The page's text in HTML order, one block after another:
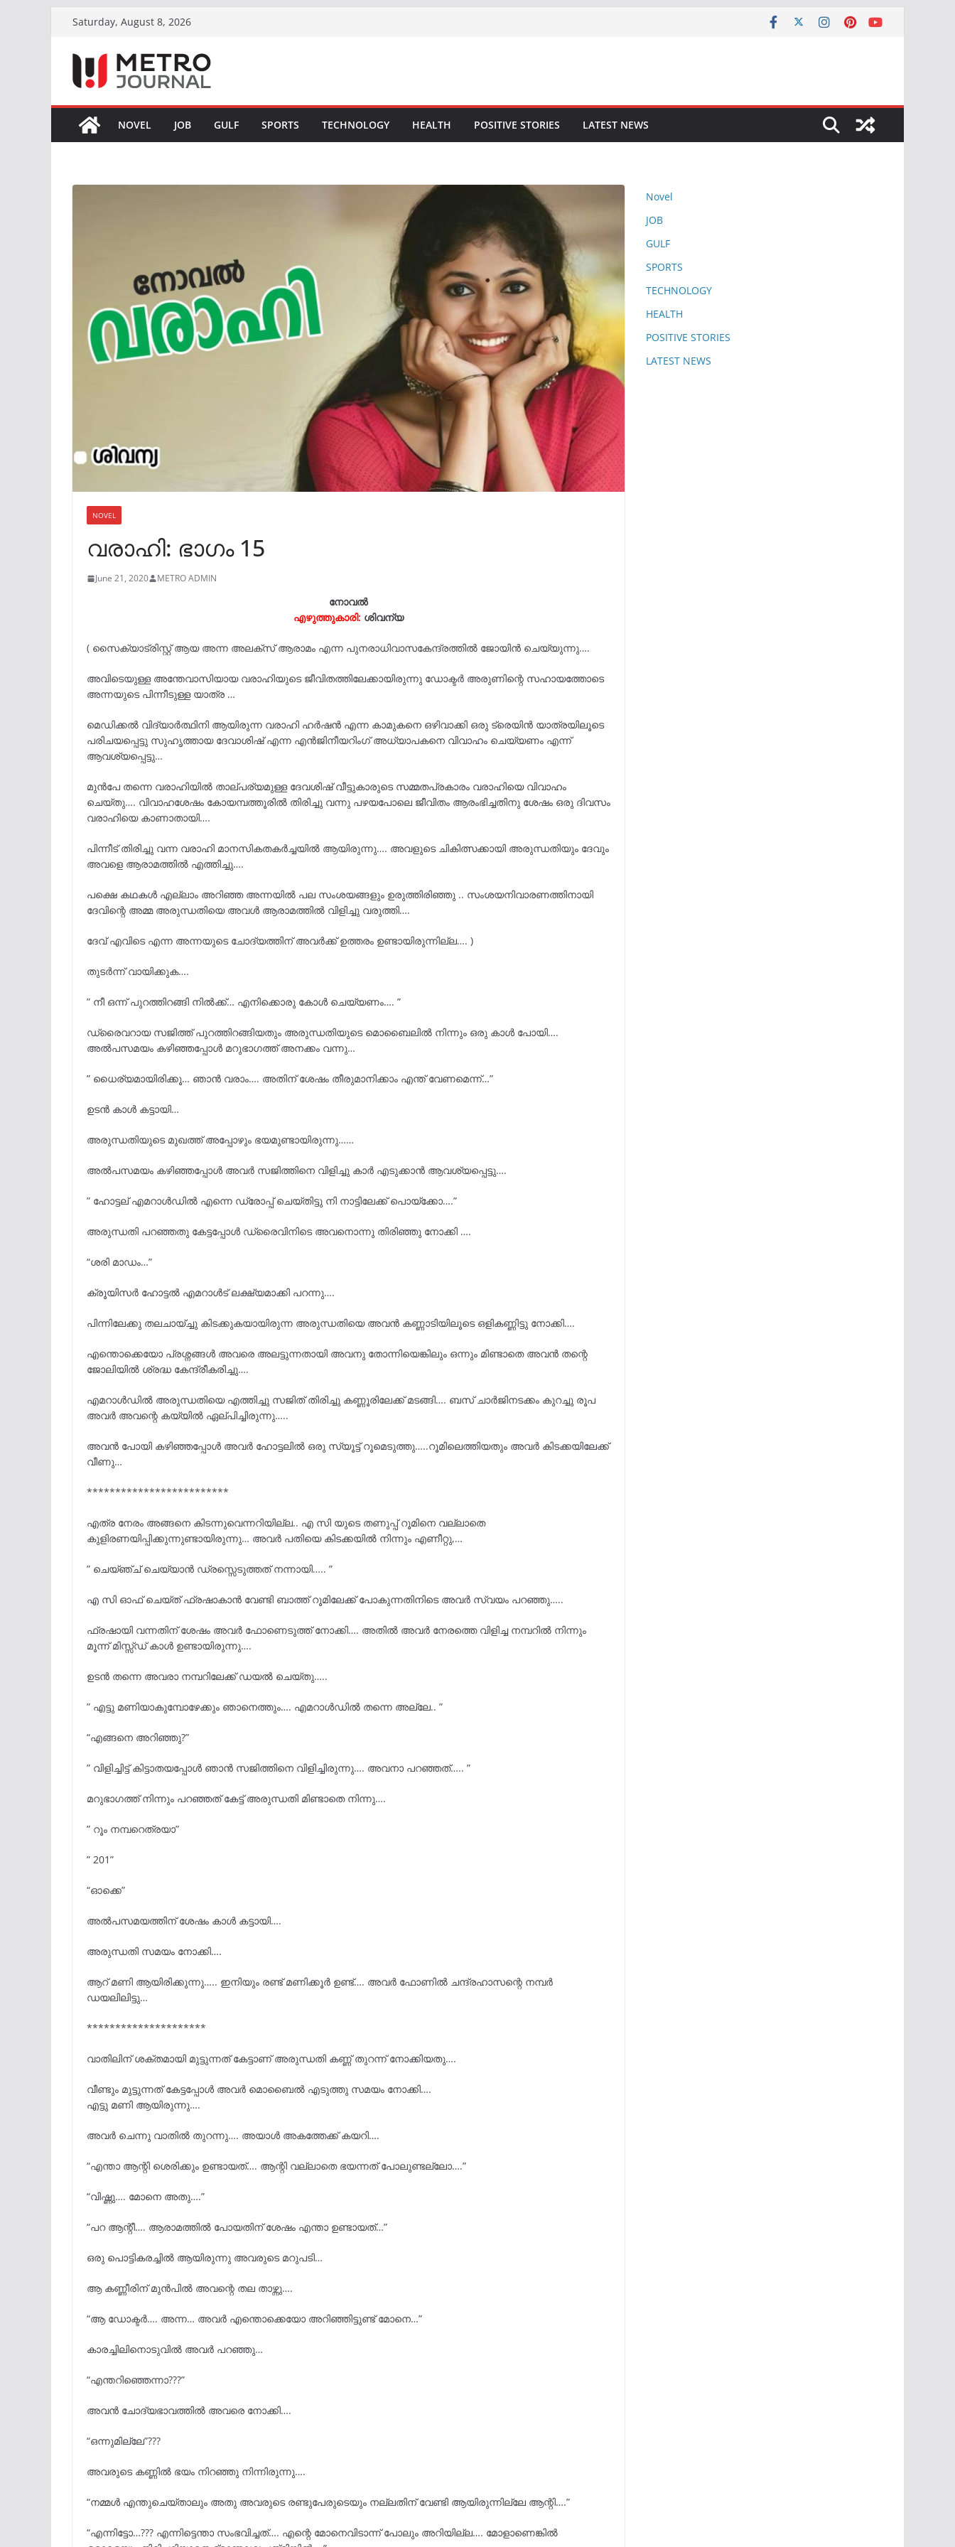
content
Saturday, August 8, 2026
NOVEL JOB GULF SPORTS TECHNOLOGY HEALTH POSITIVE STORIES LATEST NEWS
NOVEL
വരാഹി: ഭാഗം 15
June 21, 2020 METRO ADMIN
നോവൽ
എഴുത്തുകാരി: ശിവന്യ
( സൈക്യാട്രിസ്റ്റ് ആയ അന്ന അലക്‌സ് ആരാമം എന്ന പുനരാധിവാസകേന്ദ്രത്തിൽ ജോയിൻ ചെയ്യുന്നു….
അവിടെയുള്ള അന്തേവാസിയായ വരാഹിയുടെ ജീവിതത്തിലേക്കായിരുന്നു ഡോക്ടർ അരുണിന്റെ സഹായത്തോടെ
അന്നയുടെ പിന്നീടുള്ള യാത്ര …
മെഡിക്കൽ വിദ്യാർത്ഥിനി ആയിരുന്ന വരാഹി ഹർഷൻ എന്ന കാമുകനെ ഒഴിവാക്കി ഒരു ട്രെയിൻ യാത്രയിലൂടെ
പരിചയപ്പെട്ടു സുഹൃത്തായ ദേവാശിഷ് എന്ന എൻജിനീയറിംഗ് അധ്യാപകനെ വിവാഹം ചെയ്യണം എന്ന്
ആവശ്യപ്പെട്ടു…
മുൻപേ തന്നെ വരാഹിയിൽ താല്പര്യമുള്ള ദേവശിഷ് വീട്ടുകാരുടെ സമ്മതപ്രകാരം വരാഹിയെ വിവാഹം
ചെയ്തു…. വിവാഹശേഷം കോയമ്പത്തൂരിൽ തിരിച്ചു വന്നു പഴയപോലെ ജീവിതം ആരംഭിച്ചതിനു ശേഷം ഒരു ദിവസം
വരാഹിയെ കാണാതായി….
പിന്നീട്‌ തിരിച്ചു വന്ന വരാഹി മാനസികതകർച്ചയിൽ ആയിരുന്നു…. അവളുടെ ചികിത്സക്കായി അരുന്ധതിയും ദേവും
അവളെ ആരാമത്തിൽ എത്തിച്ചു….
പക്ഷെ കഥകൾ എല്ലാം അറിഞ്ഞ അന്നയിൽ പല സംശയങ്ങളും ഉരുത്തിരിഞ്ഞു .. സംശയനിവാരണത്തിനായി
ദേവിന്റെ അമ്മ അരുന്ധതിയെ അവൾ ആരാമത്തിൽ വിളിച്ചു വരുത്തി….
ദേവ് എവിടെ എന്ന അന്നയുടെ ചോദ്യത്തിന് അവർക്ക് ഉത്തരം ഉണ്ടായിരുന്നില്ല…. )
തുടർന്ന് വായിക്കുക….
” നീ ഒന്ന് പുറത്തിറങ്ങി നിൽക്ക്… എനിക്കൊരു കോൾ ചെയ്യണം…. ”
ഡ്രൈവറായ സജിത്ത് പുറത്തിറങ്ങിയതും അരുന്ധതിയുടെ മൊബൈലിൽ നിന്നും ഒരു കാൾ പോയി….
അൽപസമയം കഴിഞ്ഞപ്പോൾ മറുഭാഗത്ത് അനക്കം വന്നു…
” ധൈര്യമായിരിക്കൂ… ഞാൻ വരാം…. അതിന് ശേഷം തീരുമാനിക്കാം എന്ത് വേണമെന്ന്…”
ഉടൻ കാൾ കട്ടായി…
അരുന്ധതിയുടെ മുഖത്ത് അപ്പോഴും ഭയമുണ്ടായിരുന്നു……
അൽപസമയം കഴിഞ്ഞപ്പോൾ അവർ സജിത്തിനെ വിളിച്ചു കാർ എടുക്കാൻ ആവശ്യപ്പെട്ടു….
” ഹോട്ടല് എമറാൾഡിൽ എന്നെ ഡ്രോപ്പ് ചെയ്തിട്ടു നി നാട്ടിലേക്ക് പൊയ്ക്കോ….”
അരുന്ധതി പറഞ്ഞതു കേട്ടപ്പോൾ ഡ്രൈവിനിടെ അവനൊന്നു തിരിഞ്ഞു നോക്കി ….
“ശരി മാഡം…”
ക്രൂയിസർ ഹോട്ടൽ എമറാൾട് ലക്ഷ്യമാക്കി പറന്നു….
പിന്നിലേക്കു തലചായ്ച്ചു കിടക്കുകയായിരുന്ന അരുന്ധതിയെ അവൻ കണ്ണാടിയിലൂടെ ഒളികണ്ണിട്ടു നോക്കി….
എന്തൊക്കെയോ പ്രശ്നങ്ങൾ അവരെ അലട്ടുന്നതായി അവനു തോന്നിയെങ്കിലും ഒന്നും മിണ്ടാതെ അവൻ തന്റെ
ജോലിയിൽ ശ്രദ്ധ കേന്ദ്രീകരിച്ചു….
എമറാൾഡിൽ അരുന്ധതിയെ എത്തിച്ചു സജിത് തിരിച്ചു കണ്ണൂരിലേക്ക് മടങ്ങി…. ബസ് ചാർജിനടക്കം കുറച്ചു രൂപ
അവർ അവന്റെ കയ്യിൽ ഏല്പിച്ചിരുന്നു…..
അവൻ പോയി കഴിഞ്ഞപ്പോൾ അവർ ഹോട്ടലിൽ ഒരു സ്യൂട്ട് റൂമെടുത്തു…..റൂമിലെത്തിയതും അവർ കിടക്കയിലേക്ക്
വീണു…
*************************
എത്ര നേരം അങ്ങനെ കിടന്നുവെന്നറിയില്ല.. എ സി യുടെ തണുപ്പ് റൂമിനെ വല്ലാതെ
കുളിരണയിപ്പിക്കുന്നുണ്ടായിരുന്നു… അവർ പതിയെ കിടക്കയിൽ നിന്നും എണീറ്റു,…
” ചെയ്ഞ്ച് ചെയ്യാൻ ഡ്രസ്സെടുത്തത് നന്നായി….. ”
എ സി ഓഫ് ചെയ്ത് ഫ്രഷാകാൻ വേണ്ടി ബാത്ത് റൂമിലേക്ക് പോകുന്നതിനിടെ അവർ സ്വയം പറഞ്ഞു…..
ഫ്രഷായി വന്നതിന് ശേഷം അവർ ഫോണെടുത്ത് നോക്കി…. അതിൽ അവർ നേരത്തെ വിളിച്ച നമ്പറിൽ നിന്നും
മൂന്ന് മിസ്സ്ഡ് കാൾ ഉണ്ടായിരുന്നു….
ഉടൻ തന്നെ അവരാ നമ്പറിലേക്ക് ഡയൽ ചെയ്തു…..
” എട്ടു മണിയാകുമ്പോഴേക്കും ഞാനെത്തും…. എമറാൾഡിൽ തന്നെ അല്ലേ.. ”
“എങ്ങനെ അറിഞ്ഞു?”
” വിളിച്ചിട്ട് കിട്ടാതയപ്പോൾ ഞാൻ സജിത്തിനെ വിളിച്ചിരുന്നു…. അവനാ പറഞ്ഞത്….. ”
മറുഭാഗത്ത് നിന്നും പറഞ്ഞത് കേട്ട് അരുന്ധതി മിണ്ടാതെ നിന്നു….
” റൂം നമ്പറെത്രയാ”
” 201”
“ഓക്കെ”
അൽപസമയത്തിന് ശേഷം കാൾ കട്ടായി….
അരുന്ധതി സമയം നോക്കി….
ആറ് മണി ആയിരിക്കുന്നു….. ഇനിയും രണ്ട് മണിക്കൂർ ഉണ്ട്…. അവർ ഫോണിൽ ചന്ദ്രഹാസന്റെ നമ്പർ
ഡയലിലിട്ടു…
*********************
വാതിലിന് ശക്തമായി മുട്ടുന്നത് കേട്ടാണ് അരുന്ധതി കണ്ണ് തുറന്ന് നോക്കിയതു….
വീണ്ടും മുട്ടുന്നത് കേട്ടപ്പോൾ അവർ മൊബൈൽ എടുത്തു സമയം നോക്കി….
എട്ടു മണി ആയിരുന്നു….
അവർ ചെന്നു വാതിൽ തുറന്നു…. അയാൾ അകത്തേക്ക് കയറി….
“എന്താ ആന്റി ശെരിക്കും ഉണ്ടായത്…. ആന്റി വല്ലാതെ ഭയന്നത് പോലുണ്ടല്ലോ….”
“വിഷ്ണു…. മോനെ അതു….”
“പറ ആന്റീ…. ആരാമത്തിൽ പോയതിന് ശേഷം എന്താ ഉണ്ടായത്…”
ഒരു പൊട്ടികരച്ചിൽ ആയിരുന്നു അവരുടെ മറുപടി…
ആ കണ്ണീരിന് മുൻപിൽ അവന്റെ തല താഴ്ന്നു….
“ആ ഡോക്ടർ…. അന്ന… അവർ എന്തൊക്കെയോ അറിഞ്ഞിട്ടുണ്ട് മോനെ…”
കാരച്ചിലിനൊടുവിൽ അവർ പറഞ്ഞു…
“എന്തറിഞ്ഞെന്നാ???”
അവൻ ചോദ്യഭാവത്തിൽ അവരെ നോക്കി….
“ഒന്നുമില്ലേ”???
അവരുടെ കണ്ണിൽ ഭയം നിറഞ്ഞു നിന്നിരുന്നു….
“നമ്മൾ എന്തുചെയ്താലും അതു അവരുടെ രണ്ടുപേരുടെയും നല്ലതിന് വേണ്ടി ആയിരുന്നില്ലേ ആന്റി….”
“എന്നിട്ടോ…??? എന്നിട്ടെന്താ സംഭവിച്ചത്…. എന്റെ മോനെവിടാന്ന് പോലും അറിയില്ല…. മോളാണെങ്കിൽ
Novel
JOB
GULF
SPORTS
TECHNOLOGY
HEALTH
POSITIVE STORIES
LATEST NEWS